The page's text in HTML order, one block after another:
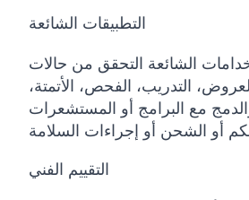
التطبيقات الشائعة
الشائعة التحقق من حالات
التدريب، الفحص، الأتمتة،
مع البرامج أو المستشعرات
التقييم الفني